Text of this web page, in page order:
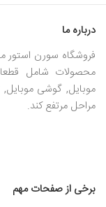
درباره ما
فروشگاه سورن استور
محصولات شامل قطعات
موبایل, گوشی
مراحل مرتفع کند.
برخی از صفحات مهم